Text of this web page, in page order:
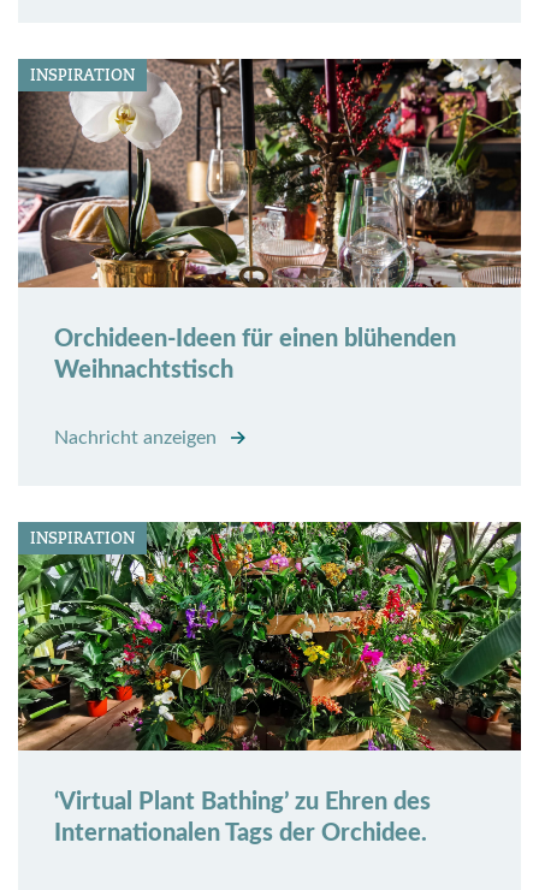
INSPIRATION
Orchideen-Ideen für einen blühenden
Weihnachtstisch
Nachricht anzeigen
INSPIRATION
‘Virtual Plant Bathing’ zu Ehren des
Internationalen Tags der Orchidee.